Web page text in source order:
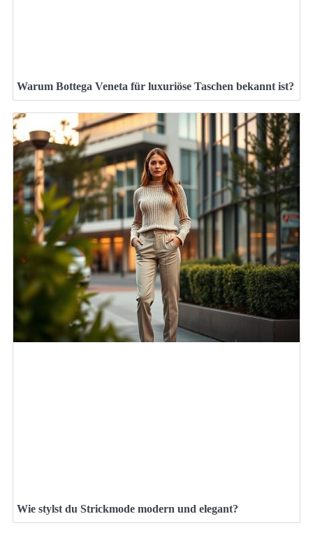
Warum Bottega Veneta für luxuriöse Taschen bekannt ist?
Wie stylst du Strickmode modern und elegant?